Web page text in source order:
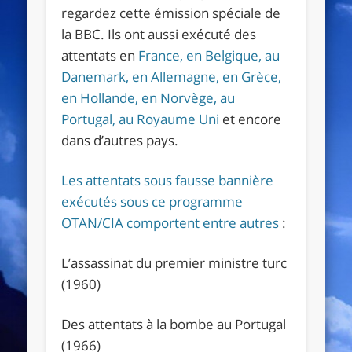
regardez cette émission spéciale de
la BBC. Ils ont aussi exécuté des
attentats en France, en Belgique, au
Danemark, en Allemagne, en Grèce,
en Hollande, en Norvège, au
Portugal, au Royaume Uni et encore
dans d’autres pays.
Les attentats sous fausse bannière
exécutés sous ce programme
OTAN/CIA comportent entre autres :
L’assassinat du premier ministre turc
(1960)
Des attentats à la bombe au Portugal
(1966)